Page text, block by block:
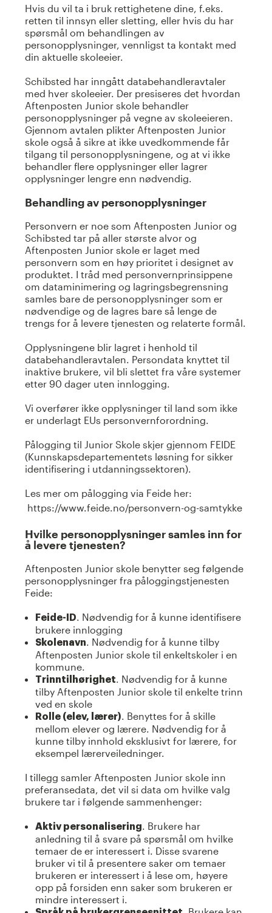
Hvis du vil ta i bruk rettighetene dine, f.eks.
retten til innsyn eller sletting, eller hvis du har
spørsmål om behandlingen av
personopplysninger, vennligst ta kontakt med
din aktuelle skoleeier.
Schibsted har inngått databehandleravtaler
med hver skoleeier. Der presiseres det hvordan
Aftenposten Junior skole behandler
personopplysninger på vegne av skoleeieren.
Gjennom avtalen plikter Aftenposten Junior
skole også å sikre at ikke uvedkommende får
tilgang til personopplysningene, og at vi ikke
behandler flere opplysninger eller lagrer
opplysninger lengre enn nødvendig.
Behandling av personopplysninger
Personvern er noe som Aftenposten Junior og
Schibsted tar på aller største alvor og
Aftenposten Junior skole er laget med
personvern som en høy prioritet i designet av
produktet. I tråd med personvernprinsippene
om dataminimering og lagringsbegrensning
samles bare de personopplysninger som er
nødvendige og de lagres bare så lenge de
trengs for å levere tjenesten og relaterte formål.
Opplysningene blir lagret i henhold til
databehandleravtalen. Persondata knyttet til
inaktive brukere, vil bli slettet fra våre systemer
etter 90 dager uten innlogging.
Vi overfører ikke opplysninger til land som ikke
er underlagt EUs personvernforordning.
Pålogging til Junior Skole skjer gjennom FEIDE
(Kunnskapsdepartementets løsning for sikker
identifisering i utdanningssektoren).
Les mer om pålogging via Feide her:
https://www.feide.no/personvern-og-samtykke
Hvilke personopplysninger samles inn for
å levere tjenesten?
Aftenposten Junior skole benytter seg følgende
personopplysninger fra påloggingstjenesten
Feide:
Feide-ID. Nødvendig for å kunne identifisere
brukere innlogging
Skolenavn. Nødvendig for å kunne tilby
Aftenposten Junior skole til enkeltskoler i en
kommune.
Trinntilhørighet. Nødvendig for å kunne
tilby Aftenposten Junior skole til enkelte trinn
ved en skole
Rolle (elev, lærer). Benyttes for å skille
mellom elever og lærere. Nødvendig for å
kunne tilby innhold eksklusivt for lærere, for
eksempel lærerveiledninger.
I tillegg samler Aftenposten Junior skole inn
preferansedata, det vil si data om hvilke valg
brukere tar i følgende sammenhenger:
Aktiv personalisering. Brukere har
anledning til å svare på spørsmål om hvilke
temaer de er interessert i. Disse svarene
bruker vi til å presentere saker om temaer
brukeren er interessert i å lese om, høyere
opp på forsiden enn saker som brukeren er
mindre interessert i.